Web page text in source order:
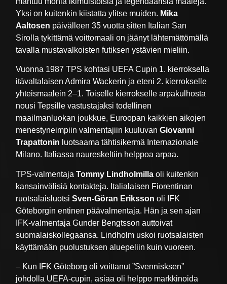
Yksi on kuitenkin kiistatta ylitse muiden. Mika
Aaltosen päivälleen 35 vuotta sitten Italian San
Sirolla tykittämä voittomaali on jäänyt lähtemättömällä
tavalla mustavalkoisten futiksen ystävien mieliin.
Vuonna 1987 TPS kohtasi UEFA Cupin 1. kierroksella
itävaltalaisen Admira Wackerin ja eteni 2. kierrokselle
yhteismaalein 2–1. Toiselle kierrokselle arpakulhosta
nousi Tepsille vastustajaksi todellinen
maailmanluokan joukkue, Euroopan kaikkien aikojen
menestyneimpiin valmentajiin kuuluvanGiovanni
Trapattonin luotsaama tähtisikermä Internazionale
Milano. Italiassa naureskeltiin helppoa arpaa.
TPS-valmentajaTommy Lindholmillaoli kuitenkin
kansainvälisiä kontakteja. Italialaisen Fiorentinan
ruotsalaisluotsiSven-Göran Eriksson oli IFK
Göteborgin entinen päävalmentaja. Hän ja sen ajan
IFK-valmentaja Gunder Bengtsson auttoivat
suomalaiskollegaansa. Lindholm uskoi ruotsalaisten
käyttämään puolustuksen aluepeliin kuin vuoreen.
– Kun IFK Göteborg oli voittanut ”Svennisksen”
johdolla UEFA-cupin, asiaa oli helppo markkinoida